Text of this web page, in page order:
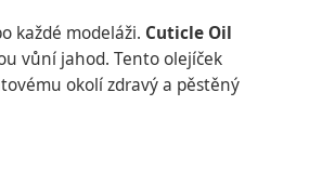
každé modeláži. Cuticle Oil
vůní jahod. Tento olejíček
okolí zdravý a pěstěný